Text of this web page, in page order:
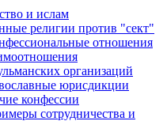
и ислам
религии против "сект"
отношения
организаций
юрисдикции
конфессии
сотрудничества и